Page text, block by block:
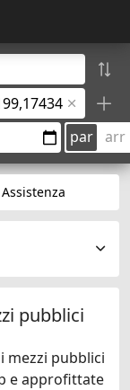
par arr
Assistenza
pubblici
mezzi pubblici
e approfittate